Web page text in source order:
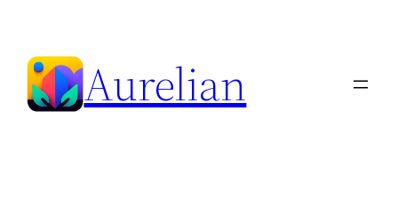
content
Aurelian